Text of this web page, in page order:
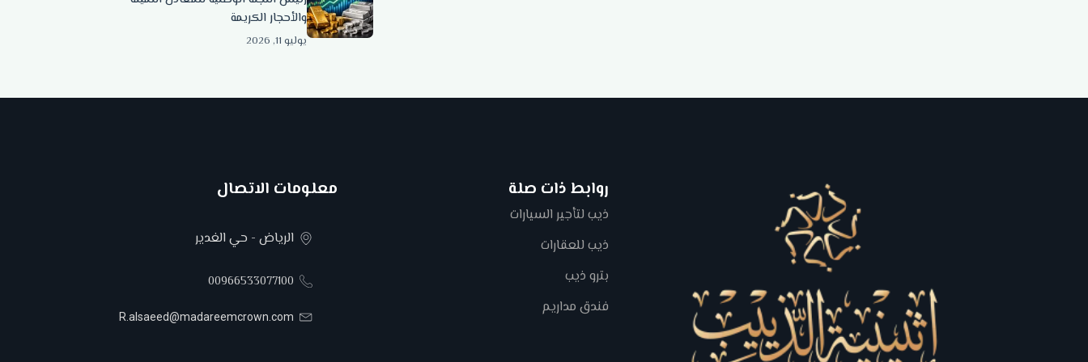
والأحجار الكريمة
يوليو 11, 2026
روابط ذات صلة
ذيب لتأجير السيارات
ذيب للعقارات
بترو ذيب
فندق مداريم
معلومات الاتصال
الرياض - حي الغدير
00966533077100
R.alsaeed@madareemcrown.com